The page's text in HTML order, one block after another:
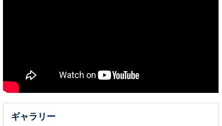
ギャラリー